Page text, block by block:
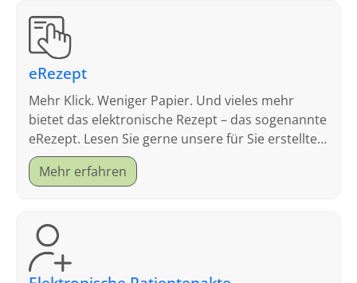
eRezept
Mehr Klick. Weniger Papier. Und vieles mehr
bietet das elektronische Rezept – das sogenannte
eRezept. Lesen Sie gerne unsere für Sie erstellten
FAQ.
Mehr erfahren